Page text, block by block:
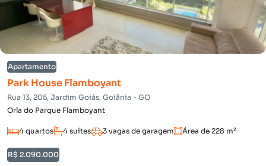
Apartamento
Park House Flamboyant
Rua 13, 205, Jardim Goiás, Goiânia - GO
Orla do Parque Flamboyant
4 quartos 4 suítes 3 vagas de garagem Área de 228 m²
R$ 2.090.000